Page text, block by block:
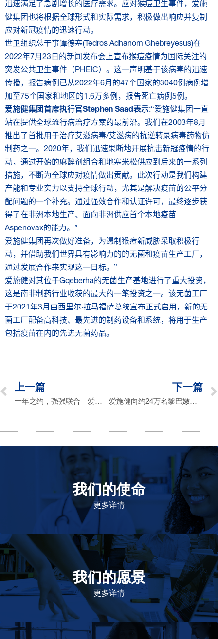
迅速满足了急剧增长的医疗需求。应对猴痘卫生事件，爱施
健集团也将根据全球形式和实际需求，积极做出响应并复制
应对新冠疫情的迅速行动。
世卫组织总干事谭德塞(Tedros Adhanom Ghebreyesus)在
2022年7月23日的新闻发布会上宣布猴痘疫情为国际关注的
突发公共卫生事件（PHEIC）。这一声明基于该病毒的迅速
传播，报告病例已从2022年6月的47个国家的3040例病例增
加至75个国家和地区的1.6万多例，报告死亡病例5例。
爱施健集团首席执行官Stephen Saad表示:“爱施健集团一直
站在提供全球流行病治疗方案的最前沿。我们在2003年8月
推出了首批用于治疗艾滋病毒/艾滋病的抗逆转录病毒药物仿
制药之一。2020年，我们迅速果断地开展抗击新冠疫情的行
动，通过开始的麻醉剂组合和地塞米松供应到后来的一系列
措施，不断为全球应对疫情做出贡献。此次行动是我们构建
产能和专业实力以支持全球行动，尤其是解决疫苗的公平分
配问题的一个补充。通过强效合作和认证许可，最终逐步获
得了在非洲本地生产、面向非洲供应首个本地疫苗
Aspenovax的能力。”
爱施健集团再次做好准备，为遏制猴痘新威胁采取积极行
动，并借助我们世界具有影响力的的无菌和疫苗生产工厂，
通过发展合作来实现这一目标。”
爱施健对其位于Gqeberha的无菌生产基地进行了重大投资，
这是南非制药行业收获的最大的一笔投资之一。该无菌工厂
于2021年3月 由西里尔·拉马福萨总统宣布正式启用，新的无
菌工厂配备高科技、最先进的制药设备和系统，将用于生产
包括疫苗在内的先进无菌药品。
上一篇
十年之约，强强联合｜爱施健与印度血清研究所携手战略合作
下一篇
爱施健向约24万名黎巴嫩患者捐赠救生手术麻醉药
我们的使命
更多详情
致力于提高患者的生命健康和质量
我们的愿景
更多详情
作为一个负责任的企业公民，在全球提高优质和患者可
及的药物，传递我们的价值。